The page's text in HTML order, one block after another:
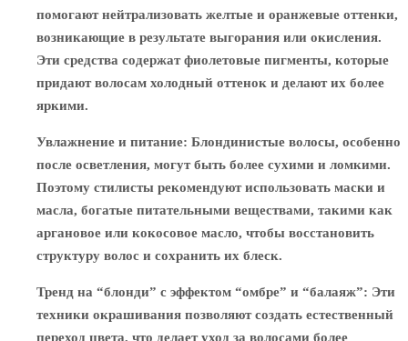
помогают нейтрализовать желтые и оранжевые оттенки,
возникающие в результате выгорания или окисления.
Эти средства содержат фиолетовые пигменты, которые
придают волосам холодный оттенок и делают их более
яркими.
Увлажнение и питание: Блондинистые волосы, особенно
после осветления, могут быть более сухими и ломкими.
Поэтому стилисты рекомендуют использовать маски и
масла, богатые питательными веществами, такими как
аргановое или кокосовое масло, чтобы восстановить
структуру волос и сохранить их блеск.
Тренд на “блонди” с эффектом “омбре” и “балаяж”: Эти
техники окрашивания позволяют создать естественный
переход цвета, что делает уход за волосами более